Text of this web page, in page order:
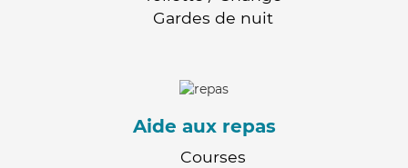
Gardes de nuit
Aide aux repas
Courses